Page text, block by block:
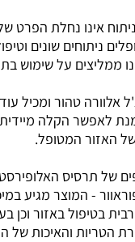
אינו נחלת הפרט
ניתוחים שונים
ממליצים על שימוש
אלוורה טהור ומכיל
לאפשר הקלה
האזור המטופל.
של תרסיס
- המוצר מגיע
בטיפול באזור וכן
הטריות והאיכות של